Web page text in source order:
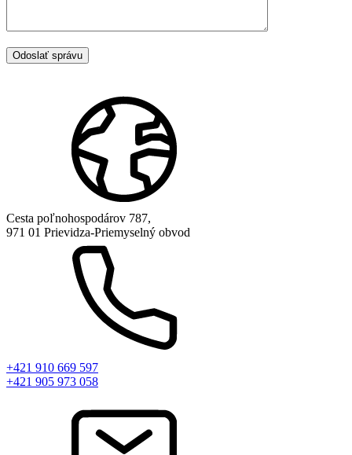
Cesta poľnohospodárov 787,
971 01 Prievidza-Priemyselný obvod
+421 910 669 597
+421 905 973 058